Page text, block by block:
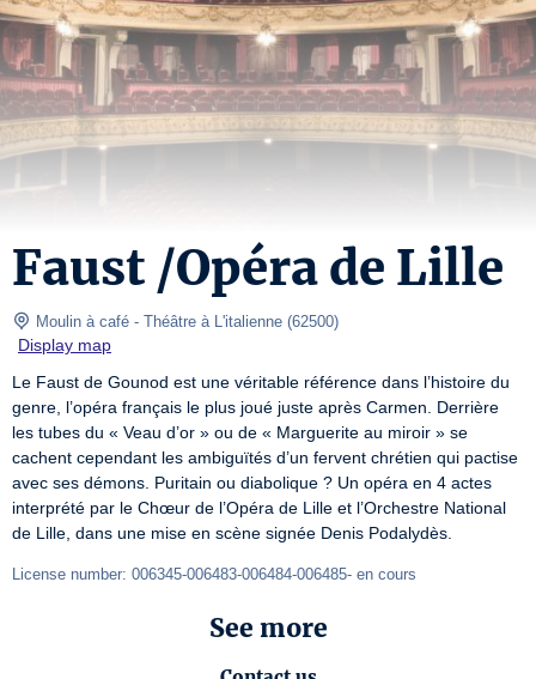
Faust /Opéra de Lille
Moulin à café - Théâtre à L'italienne (62500)
Display map
Le Faust de Gounod est une véritable référence dans l’histoire du
genre, l’opéra français le plus joué juste après Carmen. Derrière
les tubes du « Veau d’or » ou de « Marguerite au miroir » se
cachent cependant les ambiguïtés d’un fervent chrétien qui pactise
avec ses démons. Puritain ou diabolique ? Un opéra en 4 actes
interprété par le Chœur de l’Opéra de Lille et l’Orchestre National
de Lille, dans une mise en scène signée Denis Podalydès.
License number: 006345-006483-006484-006485- en cours
See more